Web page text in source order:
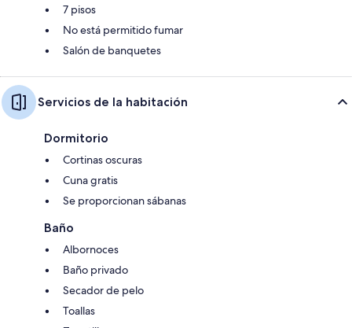
7 pisos
No está permitido fumar
Salón de banquetes
Servicios de la habitación
Dormitorio
Cortinas oscuras
Cuna gratis
Se proporcionan sábanas
Baño
Albornoces
Baño privado
Secador de pelo
Toallas